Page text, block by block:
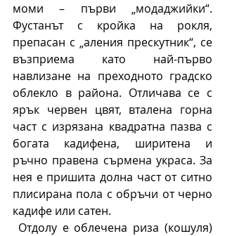
моми – първи „модаджийки“.
Фустанът с кройка на рокля,
препасан с „аления прескутник“, се
възприема като най-първо
навлизане на преходното градско
облекло в района. Отличава се с
ярък червен цвят, вталена горна
част с изрязана квадратна пазва с
богата кадифена, ширитена и
ръчно правена сърмена украса. За
нея е пришита долна част от ситно
плисирана пола с обръчи от черно
кадифе или сатен.